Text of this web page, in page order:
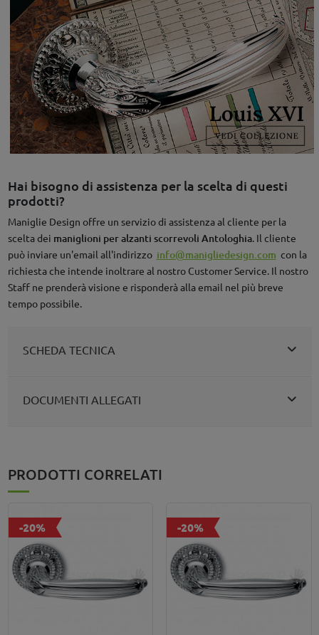
Hai bisogno di assistenza per la scelta di questi
prodotti?
Maniglie Design offre un servizio di assistenza al cliente per la
scelta dei maniglioni per alzanti scorrevoli Antologhia. Il cliente
può inviare un'email all'indirizzo info@manigliedesign.com con la
richiesta che intende inoltrare al nostro Customer Service. Il nostro
Staff ne prenderà visione e risponderà alla email nel più breve
tempo possibile.
SCHEDA TECNICA
DOCUMENTI ALLEGATI
PRODOTTI CORRELATI
-20% -20%